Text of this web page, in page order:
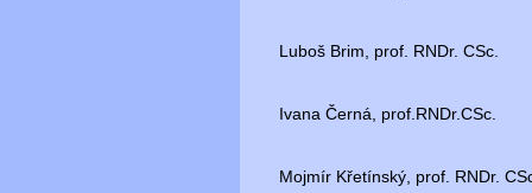
Luboš Brim, prof. RNDr. CSc.
Ivana Černá, prof.RNDr.CSc.
Mojmír Křetínský, prof. RNDr.